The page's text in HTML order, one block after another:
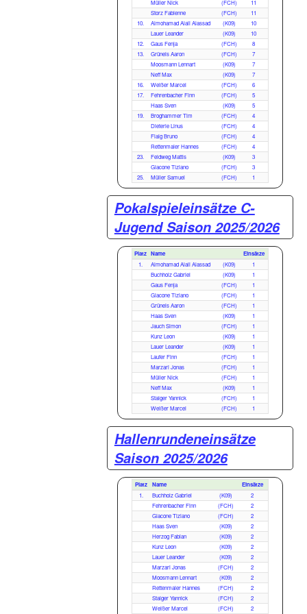
Müller Nick
(FCH)
11
Storz Fabienne
(FCH)
11
10.
Almohamad Alali Alassad (K09)
10
Lauer Leander
(K09)
10
12.
Gaus Fenja (FCH)
8
13.
Grüneis Aaron (FCH)
7
Moosmann Lennart
(K09)
7
Neff Max
(K09)
7
16.
Weißer Marcel (FCH)
6
17.
Fehrenbacher Finn (FCH)
5
Haas Sven
(K09)
5
19.
Broghammer Tim (FCH)
4
Dieterle Linus
(FCH)
4
Flaig Bruno
(FCH)
4
Rettenmaier Hannes
(FCH)
4
23.
Feldweg Mattis (K09)
3
Giacone Tiziano
(FCH)
3
25.
Müller Samuel (FCH) 1
Pokalspieleinsätze C-
Jugend Saison 2025/2026
Platz Name
Einsätze
1.
Almohamad Alali Alassad (K09)
1
Buchholz Gabriel
(K09)
1
Gaus Fenja
(FCH)
1
Giacone Tiziano
(FCH)
1
Grüneis Aaron
(FCH)
1
Haas Sven
(K09)
1
Jauch Simon
(FCH)
1
Kunz Leon
(K09)
1
Lauer Leander
(K09)
1
Laufer Finn
(FCH)
1
Marzari Jonas
(FCH)
1
Müller Nick
(FCH)
1
Neff Max
(K09)
1
Staiger Yannick
(FCH)
1
Weißer Marcel
(FCH) 1
Hallenrundeneinsätze
Saison 2025/2026
Platz Name
Einsätze
1.
Buchholz Gabriel (K09)
2
Fehrenbacher Finn
(FCH)
2
Giacone Tiziano
(FCH)
2
Haas Sven
(K09)
2
Herzog Fabian
(K09)
2
Kunz Leon
(K09)
2
Lauer Leander
(K09)
2
Marzari Jonas
(FCH)
2
Moosmann Lennart
(K09)
2
Rettenmaier Hannes
(FCH)
2
Staiger Yannick
(FCH)
2
Weißer Marcel
(FCH)
2